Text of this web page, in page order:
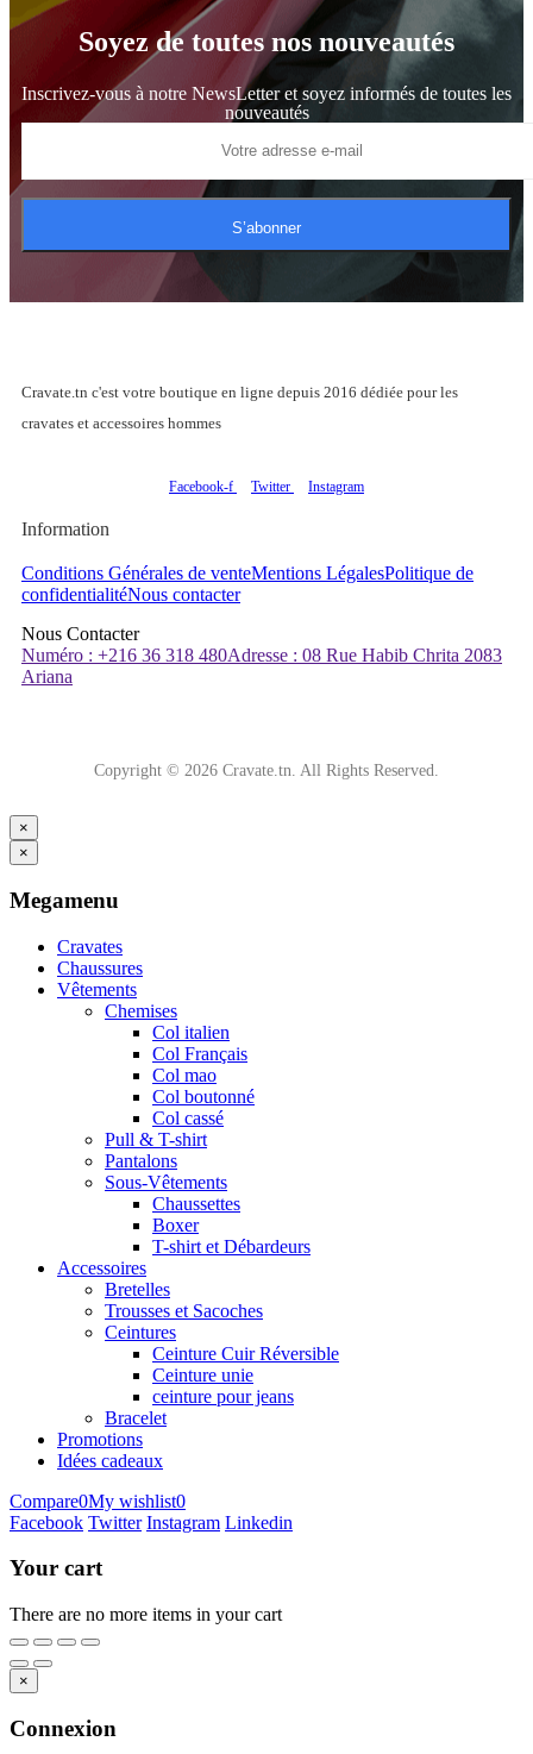
Soyez de toutes nos nouveautés
Inscrivez-vous à notre NewsLetter et soyez informés de toutes les
nouveautés
S’abonner
Cravate.tn c'est votre boutique en ligne depuis 2016 dédiée pour les
cravates et accessoires hommes
Facebook-f Twitter Instagram
Information
Conditions Générales de venteMentions LégalesPolitique de
confidentialitéNous contacter
Nous Contacter
Numéro : +216 36 318 480Adresse : 08 Rue Habib Chrita 2083
Ariana
Copyright © 2026 Cravate.tn. All Rights Reserved.
×
×
Megamenu
Cravates
Chaussures
Vêtements
Chemises
Col italien
Col Français
Col mao
Col boutonné
Col cassé
Pull & T-shirt
Pantalons
Sous-Vêtements
Chaussettes
Boxer
T-shirt et Débardeurs
Accessoires
Bretelles
Trousses et Sacoches
Ceintures
Ceinture Cuir Réversible
Ceinture unie
ceinture pour jeans
Bracelet
Promotions
Idées cadeaux
Compare0My wishlist0
Facebook Twitter Instagram Linkedin
Your cart
There are no more items in your cart
×
Connexion